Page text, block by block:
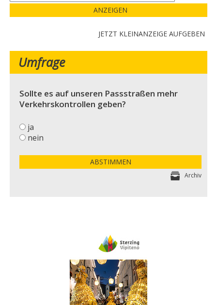
ANZEIGEN
JETZT KLEINANZEIGE AUFGEBEN
Umfrage
Sollte es auf unseren Passstraßen mehr
Verkehrskontrollen geben?
ja
nein
ABSTIMMEN
Archiv